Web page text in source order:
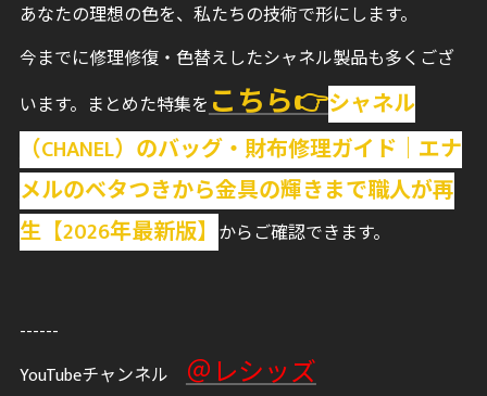
あなたの理想の色を、私たちの技術で形にします。
今までに修理修復・色替えしたシャネル製品も多くござ
います。まとめた特集をこちら👉シャネル
（CHANEL）のバッグ・財布修理ガイド｜エナ
メルのベタつきから金具の輝きまで職人が再
生【2026年最新版】 からご確認できます。
------
YouTubeチャンネル ＠レシッズ